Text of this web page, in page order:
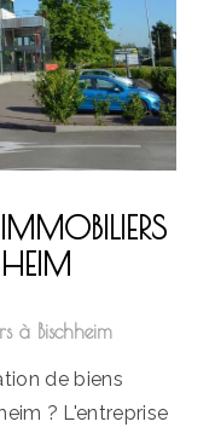
à Bischheim
de biens
? L'entreprise